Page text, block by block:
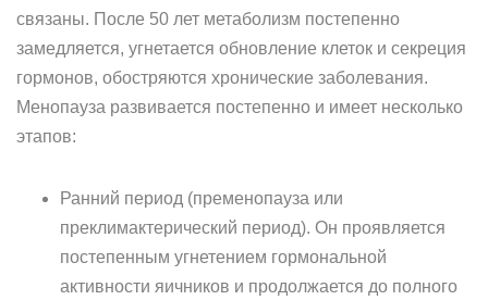
связаны. После 50 лет метаболизм постепенно
замедляется, угнетается обновление клеток и секреция
гормонов, обостряются хронические заболевания.
Менопауза развивается постепенно и имеет несколько
этапов:
Ранний период (пременопауза или
преклимактерический период). Он проявляется
постепенным угнетением гормональной
активности яичников и продолжается до полного